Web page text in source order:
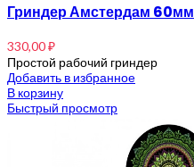
Гриндер Амстердам 60мм
330,00₽
Простой рабочий гриндер
Добавить в избранное
В корзину
Быстрый просмотр